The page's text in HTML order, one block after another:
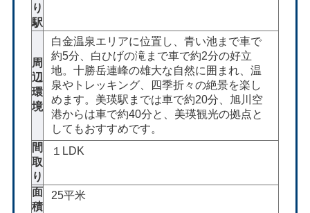
り
駅
周
辺
環
境
白金温泉エリアに位置し、青い池まで車で
約5分、白ひげの滝まで車で約2分の好立
地。十勝岳連峰の雄大な自然に囲まれ、温
泉やトレッキング、四季折々の絶景を楽し
めます。美瑛駅までは車で約20分、旭川空
港からは車で約40分と、美瑛観光の拠点と
してもおすすめです。
間
取
り
１LDK
面
積
25平米